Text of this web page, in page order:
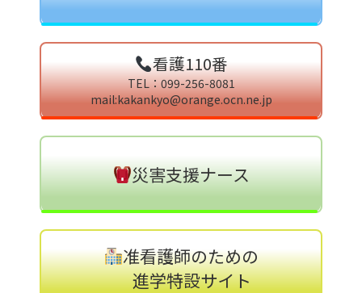
看護110番
TEL：099-256-8081
mail:kakankyo@orange.ocn.ne.jp
災害支援ナース
准看護師のための
進学特設サイト